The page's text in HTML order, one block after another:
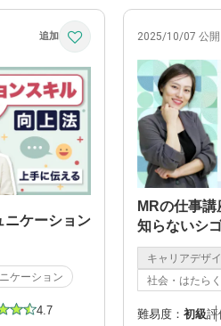
ニケーション
ケーション
4.7
2025/10/07 公開
MRの仕事
知らないシ
キャリアデザ
社会・はたら
難易度： 初級評